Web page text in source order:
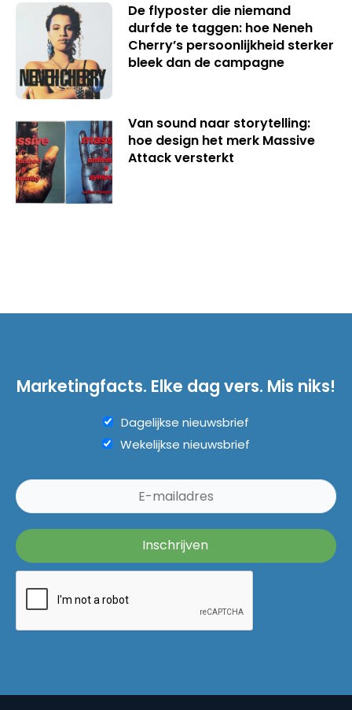
De flyposter die niemand
durfde te taggen: hoe Neneh
Cherry’s persoonlijkheid sterker
bleek dan de campagne
Van sound naar storytelling:
hoe design het merk Massive
Attack versterkt
Marketingfacts. Elke dag vers. Mis niks!
Dagelijkse nieuwsbrief
Wekelijkse nieuwsbrief